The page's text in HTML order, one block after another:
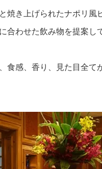
焼き上げられたナポリ風
合わせた飲み物を提案し
食感、香り、見た目全て